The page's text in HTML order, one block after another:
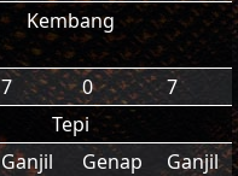
Kembang
7 0
7
Tepi
Ganjil
Genap
Ganjil